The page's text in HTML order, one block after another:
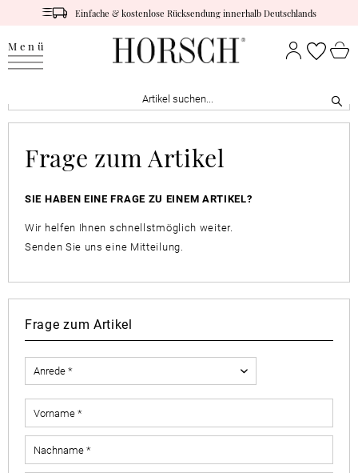
Einfache & kostenlose Rücksendung innerhalb Deutschlands
Menü
Frage zum Artikel
SIE HABEN EINE FRAGE ZU EINEM ARTIKEL?
Wir helfen Ihnen schnellstmöglich weiter.
Senden Sie uns eine Mitteilung.
Frage zum Artikel